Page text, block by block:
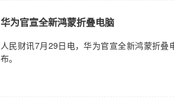
华为官宣全新鸿蒙折叠电脑
人民财讯7月29日电，华为官宣全新鸿蒙折
布。